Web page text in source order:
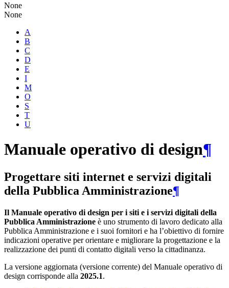
None
None
A
B
C
D
E
I
M
O
S
T
U
Manuale operativo di design¶
Progettare siti internet e servizi digitali
della Pubblica Amministrazione¶
Il Manuale operativo di design per i siti e i servizi digitali della
Pubblica Amministrazione è uno strumento di lavoro dedicato alla
Pubblica Amministrazione e i suoi fornitori e ha l’obiettivo di fornire
indicazioni operative per orientare e migliorare la progettazione e la
realizzazione dei punti di contatto digitali verso la cittadinanza.
La versione aggiornata (versione corrente) del Manuale operativo di
design corrisponde alla 2025.1.